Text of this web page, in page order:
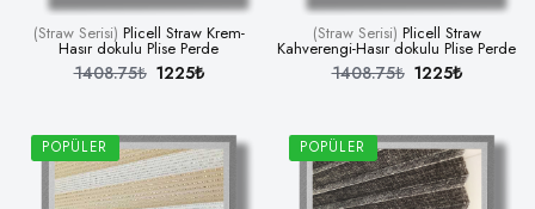
(Straw Serisi) Plicell Straw Krem-
Hasır dokulu Plise Perde
1408.75₺ 1225₺
(Straw Serisi) Plicell Straw
Kahverengi-Hasır dokulu Plise Perde
1408.75₺ 1225₺
POPÜLER POPÜLER